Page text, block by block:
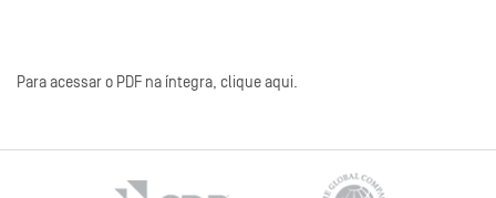
Para acessar o PDF na íntegra, clique aqui.